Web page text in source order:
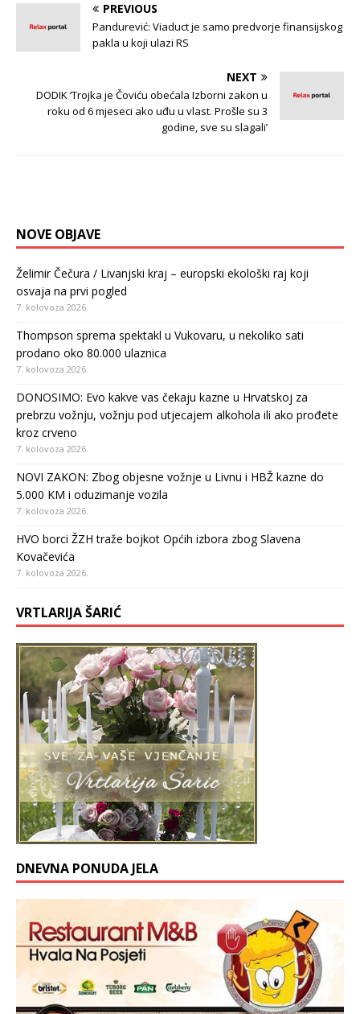
PREVIOUS
Pandurević: Viaduct je samo predvorje finansijskog
pakla u koji ulazi RS
NEXT
DODIK ‘Trojka je Čoviću obećala Izborni zakon u
roku od 6 mjeseci ako uđu u vlast. Prošle su 3
godine, sve su slagali’
NOVE OBJAVE
Želimir Čečura / Livanjski kraj – europski ekološki raj koji
osvaja na prvi pogled
7. kolovoza 2026.
Thompson sprema spektakl u Vukovaru, u nekoliko sati
prodano oko 80.000 ulaznica
7. kolovoza 2026.
DONOSIMO: Evo kakve vas čekaju kazne u Hrvatskoj za
prebrzu vožnju, vožnju pod utjecajem alkohola ili ako prođete
kroz crveno
7. kolovoza 2026.
NOVI ZAKON: Zbog objesne vožnje u Livnu i HBŽ kazne do
5.000 KM i oduzimanje vozila
7. kolovoza 2026.
HVO borci ŽZH traže bojkot Općih izbora zbog Slavena
Kovačevića
7. kolovoza 2026.
VRTLARIJA ŠARIĆ
DNEVNA PONUDA JELA